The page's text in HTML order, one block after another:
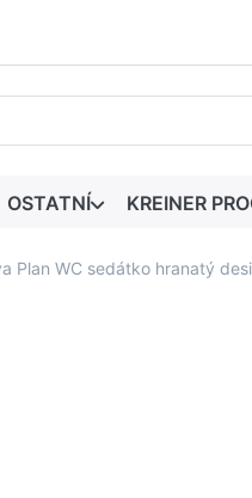
výsledky se zobrazí
OSTATNÍ KREINER
Plan WC sedátko hranatý